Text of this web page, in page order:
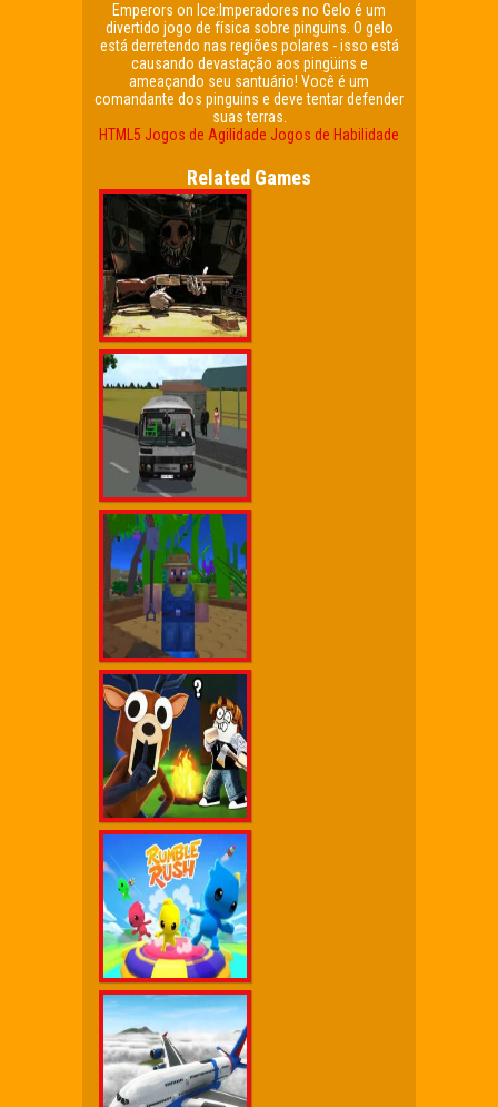
Emperors on Ice:Imperadores no Gelo é um
divertido jogo de física sobre pinguins. O gelo
está derretendo nas regiões polares - isso está
causando devastação aos pingüins e
ameaçando seu santuário! Você é um
comandante dos pinguins e deve tentar defender
suas terras.
HTML5 Jogos de Agilidade Jogos de Habilidade
Related Games